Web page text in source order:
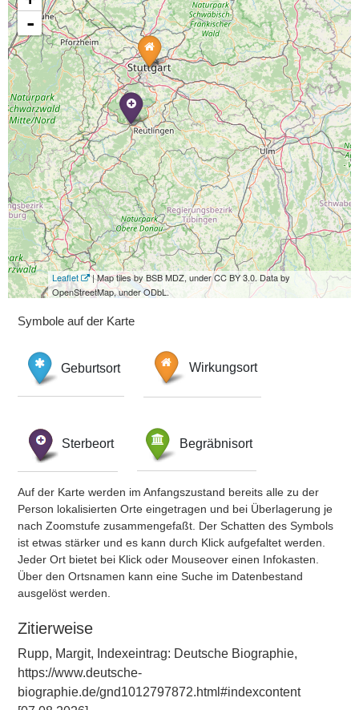
-
Leaflet
| Map tiles by BSB MDZ, under CC BY 3.0. Data by
OpenStreetMap, under ODbL.
Symbole auf der Karte
Geburtsort Wirkungsort
Sterbeort Begräbnisort
Auf der Karte werden im Anfangszustand bereits alle zu der
Person lokalisierten Orte eingetragen und bei Überlagerung je
nach Zoomstufe zusammengefaßt. Der Schatten des Symbols
ist etwas stärker und es kann durch Klick aufgefaltet werden.
Jeder Ort bietet bei Klick oder Mouseover einen Infokasten.
Über den Ortsnamen kann eine Suche im Datenbestand
ausgelöst werden.
Zitierweise
Rupp, Margit, Indexeintrag: Deutsche Biographie,
https://www.deutsche-
biographie.de/gnd1012797872.html#indexcontent